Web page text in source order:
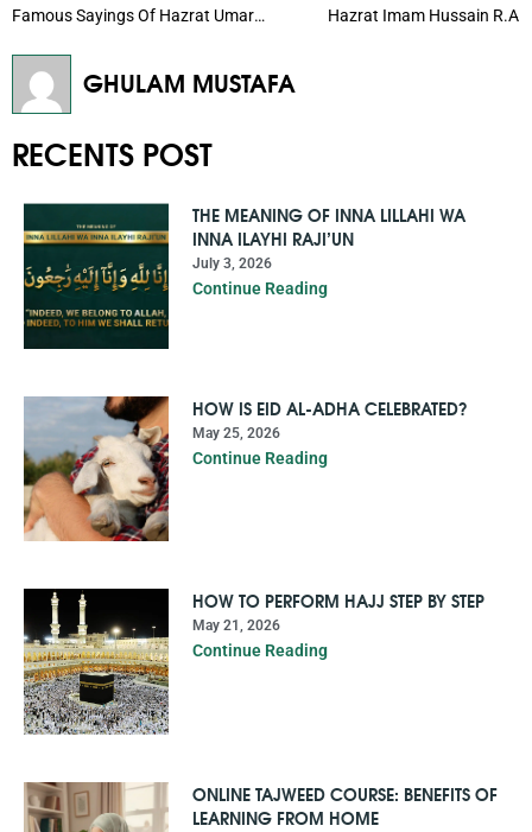
Famous Sayings Of Hazrat Umar R.A Hazrat Imam Hussain R.A
GHULAM MUSTAFA
RECENTS POST
THE MEANING OF INNA LILLAHI WA
INNA ILAYHI RAJI’UN
July 3, 2026
Continue Reading
HOW IS EID AL-ADHA CELEBRATED?
May 25, 2026
Continue Reading
HOW TO PERFORM HAJJ STEP BY STEP
May 21, 2026
Continue Reading
ONLINE TAJWEED COURSE: BENEFITS OF
LEARNING FROM HOME